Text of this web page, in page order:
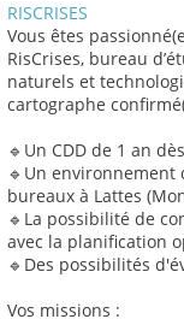
RISCRISES
Vous êtes
RisCrises, bureau
naturels et
cartographe
🔹Un CDD de 1 an
🔹Un
bureaux à Lattes
🔹La possibilité de
avec la planification
🔹Des possibilités
Vos missions :